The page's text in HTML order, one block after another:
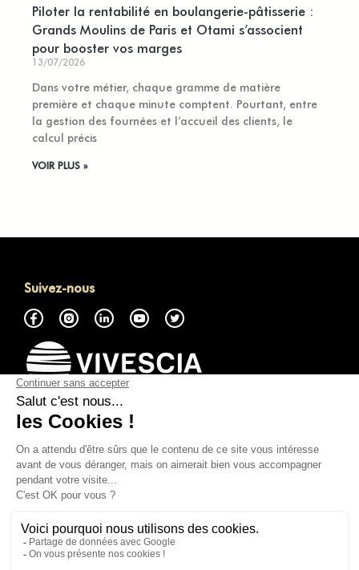
Piloter la rentabilité en boulangerie-pâtisserie :
Grands Moulins de Paris et Otami s’associent
pour booster vos marges
13/07/2026
Dans votre métier, chaque gramme de matière
première et chaque minute comptent. Pourtant, entre
la gestion des fournées et l’accueil des clients, le
calcul précis
VOIR PLUS »
Suivez-nous
À propos
Accéder à la Marketplace GMP
Nous contacter
Mentions légales